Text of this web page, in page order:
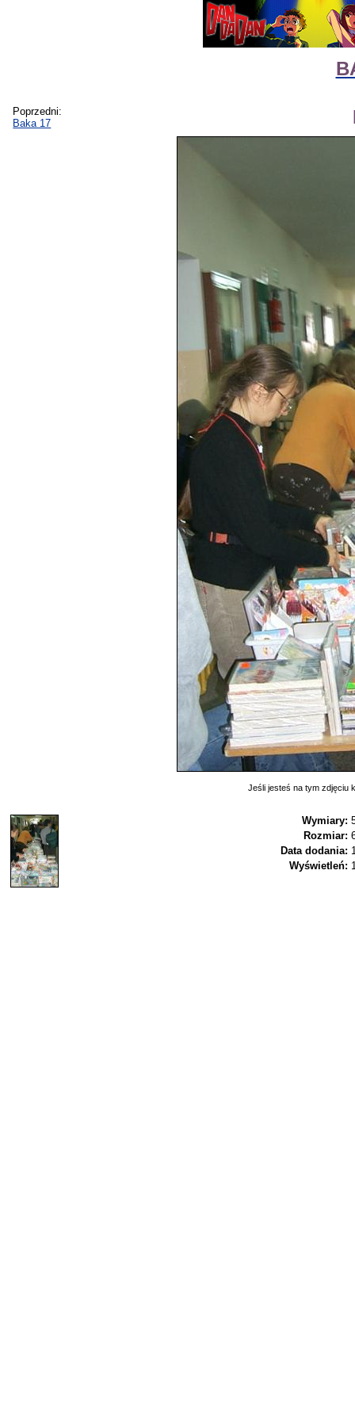
Poprzedni:
Baka 17
Jeśli jesteś na tym zdjęciu
Wymiary:
Rozmiar:
Data dodania:
Wyświetleń: